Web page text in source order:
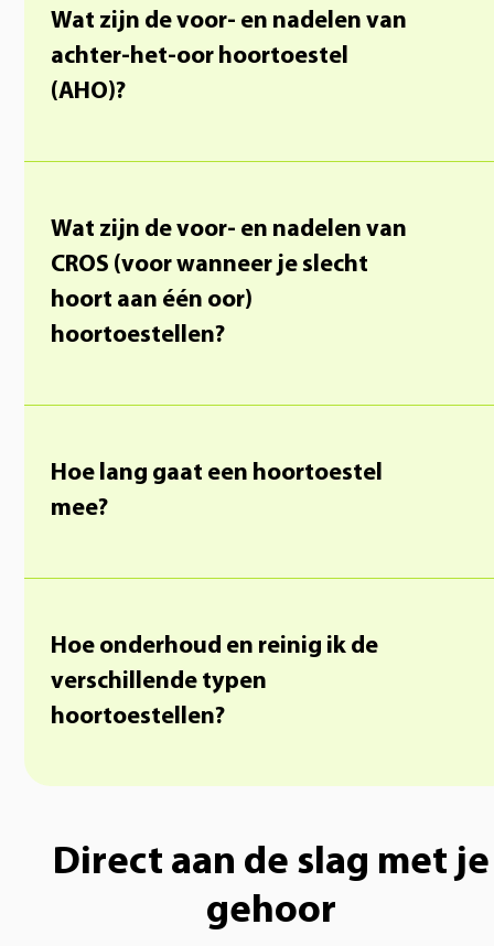
Wat zijn de voor- en nadelen van
achter-het-oor hoortoestel
(AHO)?
Wat zijn de voor- en nadelen van
CROS (voor wanneer je slecht
hoort aan één oor)
hoortoestellen?
Hoe lang gaat een hoortoestel
mee?
Hoe onderhoud en reinig ik de
verschillende typen
hoortoestellen?
Direct aan de slag met je
gehoor